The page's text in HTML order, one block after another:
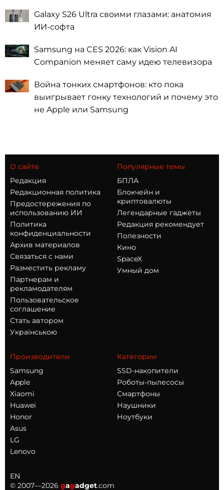
Galaxy S26 Ultra своими глазами: анатомия
ИИ-софта
Samsung на CES 2026: как Vision AI
Companion меняет саму идею телевизора
Война тонких смартфонов: кто пока
выигрывает гонку технологий и почему это
не Apple или Samsung
О сайте
Редакция
Редакционная политика
Предостережения по
использованию ИИ
Политика
конфиденциальности
Архив материалов
Связаться с нами
Разместить рекламу
Партнерам и
рекламодателям
Пользовательское
соглашение
Стать автором
Українською
Популярные темы
БПЛА
Блокчейн и
криптовалюты
Легендарные гаджеты
Редакция рекомендует
Полезности
Кино
SpaceX
Умный дом
Производители
Samsung
Apple
Xiaomi
Huawei
Honor
Asus
LG
Lenovo
Категории
SSD-накопители
Роботы-пылесосы
Смартфоны
Наушники
Ноутбуки
EN
© 2007—2026 gagadget.com